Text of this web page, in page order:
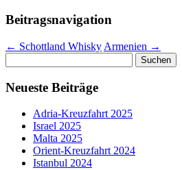
Beitragsnavigation
← Schottland Whisky Armenien →
nach:
Neueste Beiträge
Adria-Kreuzfahrt 2025
Israel 2025
Malta 2025
Orient-Kreuzfahrt 2024
Istanbul 2024